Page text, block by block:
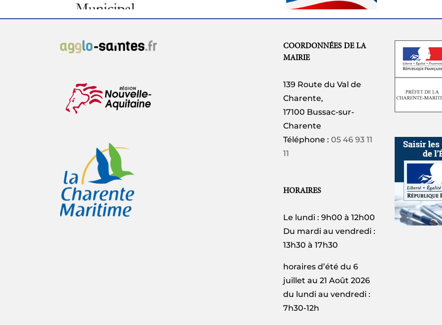
COORDONNÉES DE LA
MAIRIE
139 Route du Val de
Charente,
17100 Bussac-sur-
Charente
Téléphone : 05 46 93 11
11
HORAIRES
Le lundi : 9h00 à 12h00
Du mardi au vendredi :
13h30 à 17h30
horaires d’été du 6
juillet au 21 Août 2026
du lundi au vendredi :
7h30-12h